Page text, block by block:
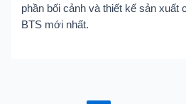
phần bối cảnh và thiết kế sản xuất
BTS mới nhất.